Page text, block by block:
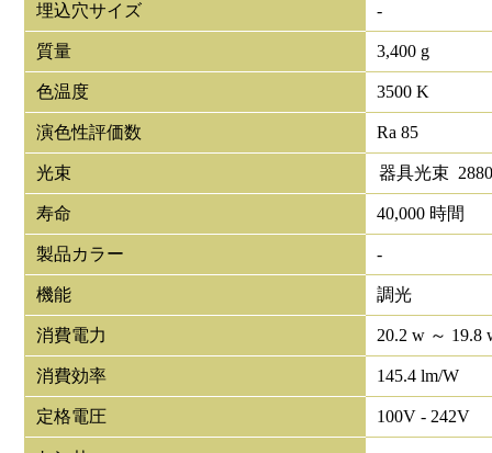
埋込穴サイズ -
質量 3,400 g
色温度 3500 K
演色性評価数 Ra 85
光束 器具光束
寿命 40,000 時間
製品カラー -
機能 調光
消費電力 20.2 w ～ 19.8
消費効率 145.4 lm/W
定格電圧 100V - 242V